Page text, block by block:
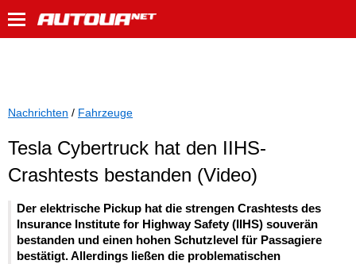
Nachrichten / Fahrzeuge
Tesla Cybertruck hat den IIHS-
Crashtests bestanden (Video)
Der elektrische Pickup hat die strengen Crashtests des
Insurance Institute for Highway Safety (IIHS) souverän
bestanden und einen hohen Schutzlevel für Passagiere
bestätigt. Allerdings ließen die problematischen